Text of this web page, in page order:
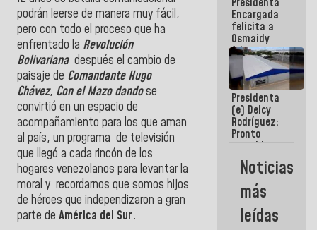
podrán leerse de manera muy fácil,
pero con todo el proceso que ha
enfrentado la Revolución
Bolivariana después el cambio de
paisaje de Comandante Hugo
Chávez, Con el Mazo dandose
convirtió en un espacio de
acompañamiento para los que aman
al país, un programa de televisión
que llegó a cada rincón de los
hogares venezolanos para levantar la
moral y recordarnos que somos hijos
de héroes que independizaron a gran
parte de América del Sur.
emergencia
post-sismos
Encargada
felicita a
Osmaidy
Arias y
Giraly
Marcano por
hacer
historia en
los
Centroamericanos
Presidenta
(e) Delcy
Rodríguez:
Pronto
restableceremos
las
operaciones
Aeropuerto
Internacional
de
Noticias
más
leídas